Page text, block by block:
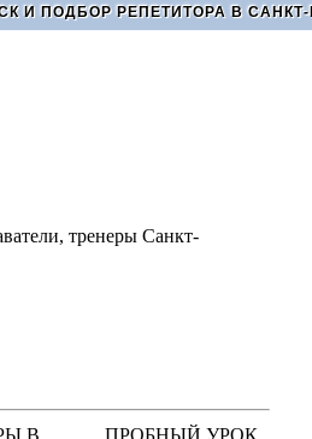
И ПОДБОР РЕПЕТИТОРА В САНКТ-